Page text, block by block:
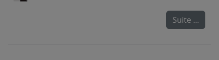
Suite ...